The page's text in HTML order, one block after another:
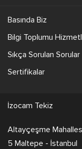
Basında Biz
Bilgi Toplumu
Sıkça Sorulan Sorular
Sertifikalar
İzocam Tekiz
Altayçeşme
5 Maltepe - İstanbul